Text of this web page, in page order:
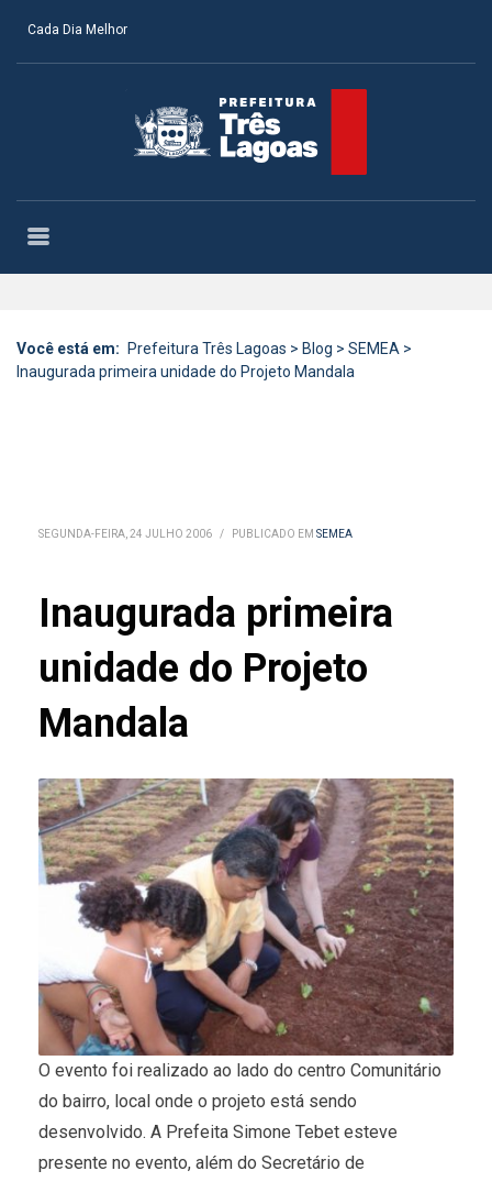
Cada Dia Melhor
Você está em: Prefeitura Três Lagoas > Blog > SEMEA >
Inaugurada primeira unidade do Projeto Mandala
SEGUNDA-FEIRA, 24 JULHO 2006 / PUBLICADO EM SEMEA
Inaugurada primeira
unidade do Projeto
Mandala
O evento foi realizado ao lado do centro Comunitário
do bairro, local onde o projeto está sendo
desenvolvido. A Prefeita Simone Tebet esteve
presente no evento, além do Secretário de